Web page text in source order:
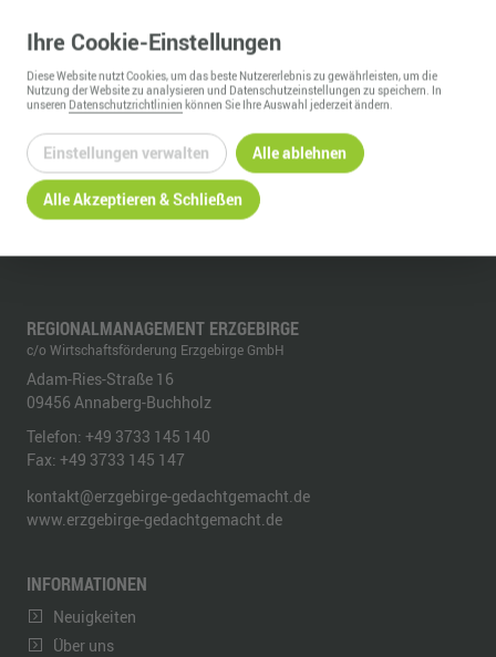
ZURÜCK ZUR ÜBERSICHT
REGIONALMANAGEMENT ERZGEBIRGE
c/o Wirtschaftsförderung Erzgebirge GmbH
Adam-Ries-Straße 16
09456 Annaberg-Buchholz
Telefon: +49 3733 145 140
Fax: +49 3733 145 147
kontakt@erzgebirge-gedachtgemacht.de
www.erzgebirge-gedachtgemacht.de
INFORMATIONEN
Neuigkeiten
Über uns
Ihre Cookie-Einstellungen
DieseWebsitenutzt Cookies, um das beste Nutzererlebnis zu gewährleisten, um die
Nutzung derWebsitezu analysieren und Datenschutzeinstellungen zu speichern. In
unseren Datenschutzrichtlinien können Sie Ihre Auswahl jederzeit ändern.
Einstellungen verwalten Alle ablehnen
Alle Akzeptieren & Schließen